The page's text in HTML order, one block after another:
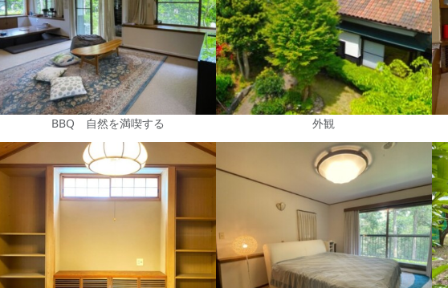
BBQ 自然を満喫する 外観